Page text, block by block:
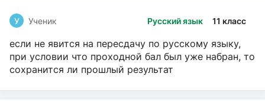
Русский язык 11 класс
У Ученик
если не явится на пересдачу по русскому языку,
при условии что проходной бал был уже набран, то
сохранится ли прошлый результат